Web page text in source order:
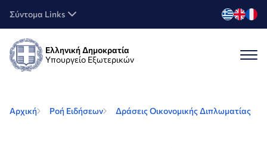
Σύντομα Links
Ελληνική Δημοκρατία
Υπουργείο Εξωτερικών
Αρχική Ροή Ειδήσεων Δράσεις Οικονομικής Διπλωματίας